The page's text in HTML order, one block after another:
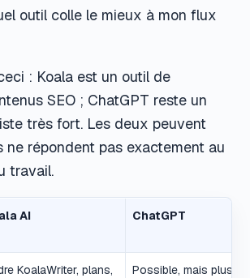
outil colle le mieux à mon flux
: Koala est un outil de
SEO ; ChatGPT reste un
très fort. Les deux peuvent
ne répondent pas exactement au
travail.
AI ChatGPT
KoalaWriter, plans,
Possible, mais plus